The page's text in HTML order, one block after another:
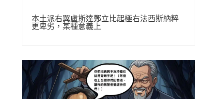
本土派右翼盧斯達鄭立比起極右法西斯納粹
更卑劣，某種意義上